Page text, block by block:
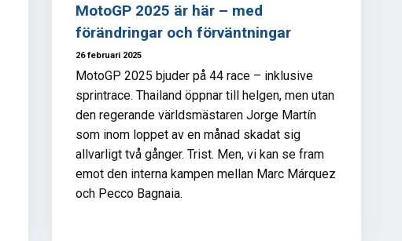
MotoGP 2025 är här – med
förändringar och förväntningar
26 februari 2025
MotoGP 2025 bjuder på 44 race – inklusive
sprintrace. Thailand öppnar till helgen, men utan
den regerande världsmästaren Jorge Martín
som inom loppet av en månad skadat sig
allvarligt två gånger. Trist. Men, vi kan se fram
emot den interna kampen mellan Marc Márquez
och Pecco Bagnaia.